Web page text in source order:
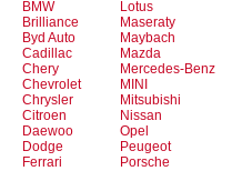
BMW
Brilliance
Byd Auto
Cadillac
Chery
Chevrolet
Chrysler
Citroen
Daewoo
Dodge
Ferrari
Lotus
Maseraty
Maybach
Mazda
Mercedes-Benz
MINI
Mitsubishi
Nissan
Opel
Peugeot
Porsche